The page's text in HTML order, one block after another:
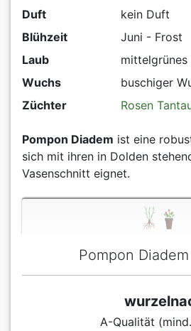
Duft
kein Duft
Blühzeit
Juni - Frost
Laub
mittelgrünes
Wuchs
buschiger
Züchter
Rosen
Pompon Diadem ist eine
sich mit ihren in Dolden
Vasenschnitt eignet.
Pompon
A-Qualität